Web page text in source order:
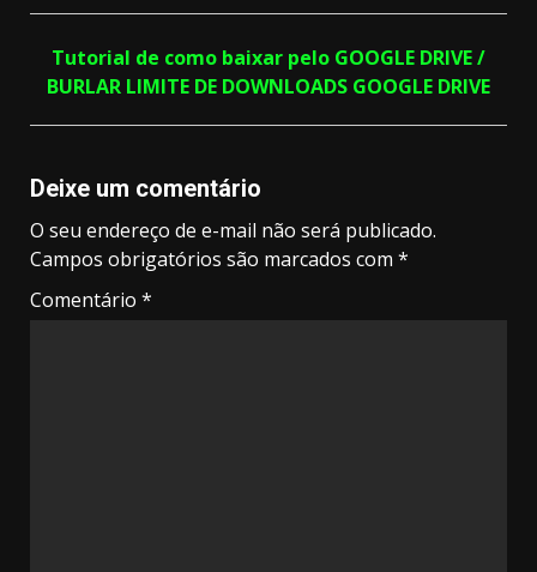
Tutorial de como baixar pelo GOOGLE DRIVE /
BURLAR LIMITE DE DOWNLOADS GOOGLE DRIVE
Deixe um comentário
O seu endereço de e-mail não será publicado.
Campos obrigatórios são marcados com *
Comentário *